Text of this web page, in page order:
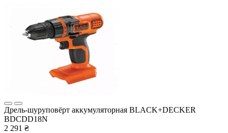
Дрель-шуруповёрт аккумуляторная BLACK+DECKER
BDCDD18N
2 291 ₴